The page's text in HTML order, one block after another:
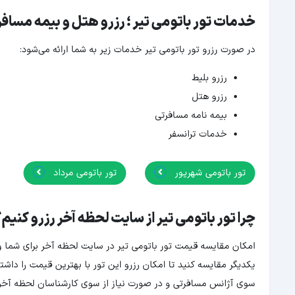
خدمات تور باتومی تیر ؛ رزرو هتل و بیمه
در صورت رزرو تور باتومی تیر خدمات زیر به شما ارائه می‌شود:
رزرو بلیط
رزرو هتل
بیمه نامه مسافرتی
خدمات ترانسفر
تور باتومی شهریور تور باتومی مرداد
چرا تور باتومی تیر از سایت لحظه آخر رزرو
امکان مقایسه قیمت تور باتومی تیر در سایت لحظه آخر برای
یکدیگر مقایسه کنید تا امکان رزرو این تور با بهترین قیمت را
سوی آژانس مسافرتی و در صورت نیاز از سوی کارشناسان لحظه